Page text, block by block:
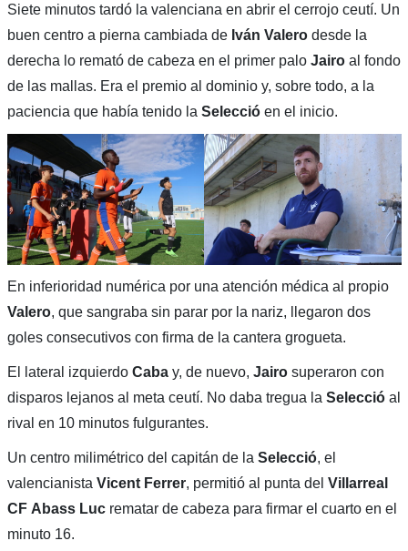
Siete minutos tardó la valenciana en abrir el cerrojo ceutí. Un
buen centro a pierna cambiada de Iván Valerodesde la
derecha lo remató de cabeza en el primer palo Jairoal fondo
de las mallas. Era el premio al dominio y, sobre todo, a la
paciencia que había tenido la Seleccióen el inicio.
En inferioridad numérica por una atención médica al propio
Valero, que sangraba sin parar por la nariz, llegaron dos
goles consecutivos con firma de la cantera grogueta.
El lateral izquierdo Cabay, de nuevo, Jairosuperaron con
disparos lejanos al meta ceutí. No daba tregua la Seleccióal
rival en 10 minutos fulgurantes.
Un centro milimétrico del capitán de la Selecció, el
valencianista Vicent Ferrer, permitió al punta del Villarreal
CF Abass Lucrematar de cabeza para firmar el cuarto en el
minuto 16.